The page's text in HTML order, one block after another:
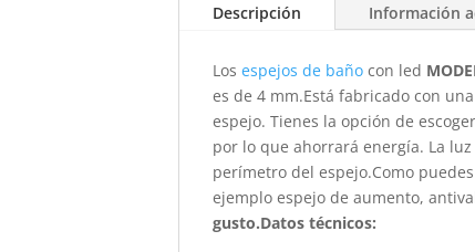
Descripción Información
Losespejos de baño con led
es de 4 mm.Está fabricado con
espejo. Tienes la opción de
por lo que ahorrará energía. La
perímetro del espejo.Como
ejemplo espejo de aumento,
gusto.Datos técnicos: